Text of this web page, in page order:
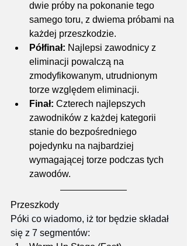
dwie próby na pokonanie tego
samego toru, z dwiema próbami na
każdej przeszkodzie.
Półfinał: Najlepsi zawodnicy z
eliminacji powalczą na
zmodyfikowanym, utrudnionym
torze względem eliminacji.
Finał: Czterech najlepszych
zawodników z każdej kategorii
stanie do bezpośredniego
pojedynku na najbardziej
wymagającej torze podczas tych
zawodów.
Przeszkody
Póki co wiadomo, iż tor będzie składał
się z 7 segmentów: